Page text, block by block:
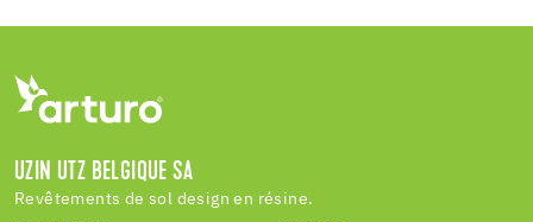
UZIN UTZ BELGIQUE SA
Revêtements de sol design en résine.